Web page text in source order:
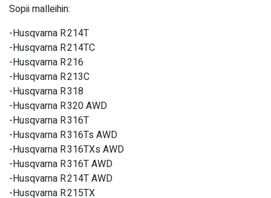
Sopii malleihin:
-Husqvarna R 214T
-Husqvarna R 214TC
-Husqvarna R 216
-Husqvarna R 213C
-Husqvarna R 318
-Husqvarna R 320 AWD
-Husqvarna R 316T
-Husqvarna R 316Ts AWD
-Husqvarna R 316TXs AWD
-Husqvarna R 316T AWD
-Husqvarna R 214T AWD
-Husqvarna R 215TX